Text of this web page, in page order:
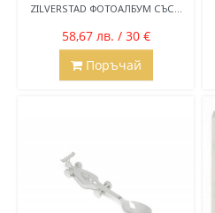
ZILVERSTAD ФОТОАЛБУМ СЪС...
58,67 лв. / 30 €
Поръчай